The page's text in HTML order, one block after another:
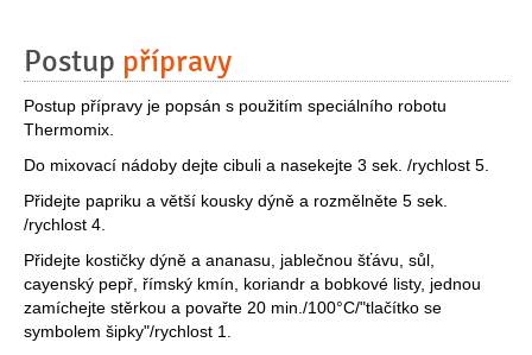
Postup přípravy
Postup přípravy je popsán s použitím speciálního robotu
Thermomix.
Do mixovací nádoby dejte cibuli a nasekejte 3 sek. /rychlost 5.
Přidejte papriku a větší kousky dýně a rozmělněte 5 sek.
/rychlost 4.
Přidejte kostičky dýně a ananasu, jablečnou šťávu, sůl,
cayenský pepř, římský kmín, koriandr a bobkové listy, jednou
zamíchejte stěrkou a povařte 20 min./100°C/"tlačítko se
symbolem šipky"/rychlost 1.